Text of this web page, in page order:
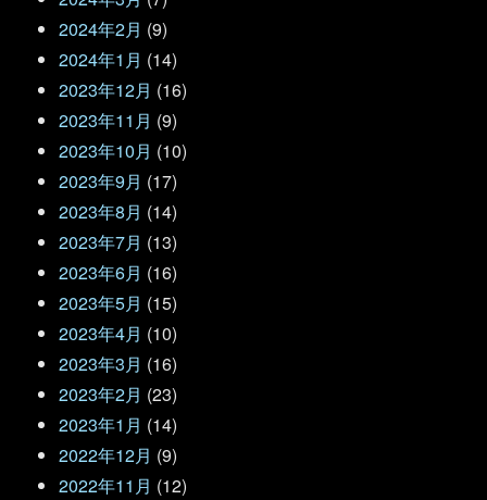
2024年2月 (9)
2024年1月 (14)
2023年12月 (16)
2023年11月 (9)
2023年10月 (10)
2023年9月 (17)
2023年8月 (14)
2023年7月 (13)
2023年6月 (16)
2023年5月 (15)
2023年4月 (10)
2023年3月 (16)
2023年2月 (23)
2023年1月 (14)
2022年12月 (9)
2022年11月 (12)